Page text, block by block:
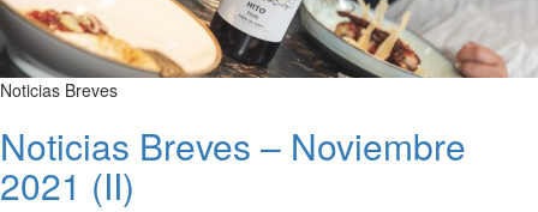
Noticias Breves
Noticias Breves – Noviembre
2021 (II)